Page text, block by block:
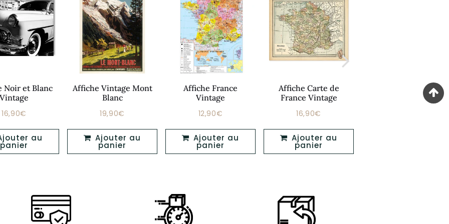
Noir et Blanc
Vintage
Prix
16,90€
panier
Affiche Vintage Mont
Blanc
Prix
19,90€
panier
Affiche France
Vintage
Prix
12,90€
panier
Affiche Carte de
France Vintage
Prix
16,90€
panier
Affiche Film Vintage